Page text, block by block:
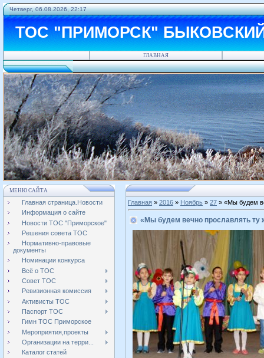
Четверг, 06.08.2026, 22:17
ТОС "ПРИМОРСК"
ГЛАВНАЯ
МЕНЮ САЙТА
Главная страница.Новости
Информация о сайте
Новости ТОС "Приморское"
Решения совета ТОС
Нормативно-правовые
документы
Номинации конкурса
Всё о ТОС
Совет ТОС
Ревизионная комиссия
Активисты ТОС
Паспорт ТОС
Гимн ТОС Приморское
Мероприятия,проекты
Организации на терри...
Каталог статей
Главная » 2016 » Ноябрь » 27 » «Мы будем
«Мы будем вечно прославлять ту